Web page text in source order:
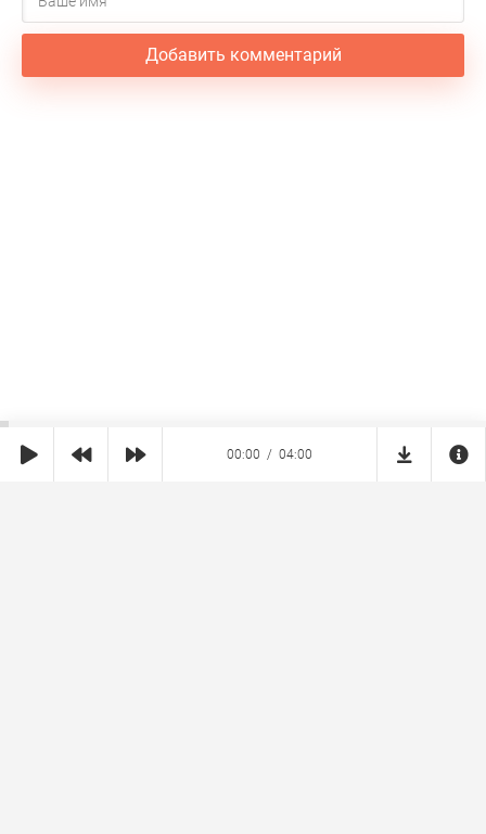
Добавить комментарий
00:00 04:00